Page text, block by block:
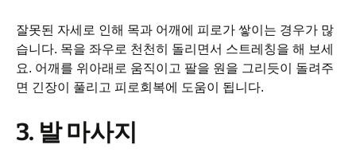
잘못된 자세로 인해 목과 어깨에 피로가 쌓이는 경우가 많
습니다. 목을 좌우로 천천히 돌리면서 스트레칭을 해 보세
요. 어깨를 위아래로 움직이고 팔을 원을 그리듯이 돌려주
면 긴장이 풀리고 피로회복에 도움이 됩니다.
3. 발 마사지